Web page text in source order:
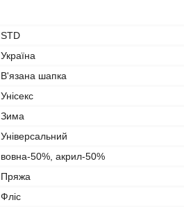
STD
Україна
В'язана шапка
Унісекс
Зима
Універсальний
вовна-50%, акрил-50%
Пряжа
Фліс